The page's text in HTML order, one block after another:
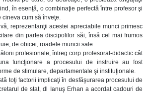
în esenţă, o combinaţie perfectă între profesor şi
cineva cum să înveţe.
reprezentanţii acestei apreciabile munci primesc
din partea discipolilor săi, însă cel mai frumos
de obicei, roadele muncii sale.
profesionale, întreg corp profesoral-didactic cât
funcţionare a procesului de instruire au fost
de stimulare, departamentale şi instituţionale.
toţi factorii implicaţi în desfăşurarea procesului de
de stat, dl Ianuş Erhan a acordat cadouri de